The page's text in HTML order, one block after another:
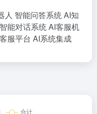
人 智能问答系统AI知
智能对话系统AI客服机
服平台 AI系统集成